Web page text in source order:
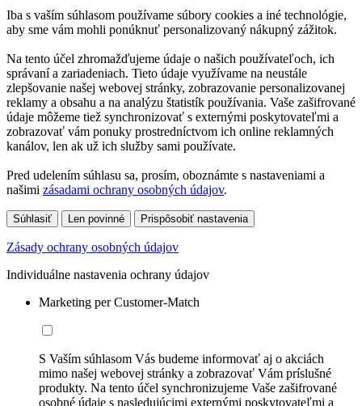
Iba s vaším súhlasom používame súbory cookies a iné technológie,
aby sme vám mohli ponúknuť personalizovaný nákupný zážitok.
Na tento účel zhromažďujeme údaje o našich používateľoch, ich
správaní a zariadeniach. Tieto údaje využívame na neustále
zlepšovanie našej webovej stránky, zobrazovanie personalizovanej
reklamy a obsahu a na analýzu štatistík používania. Vaše zašifrované
údaje môžeme tiež synchronizovať s externými poskytovateľmi a
zobrazovať vám ponuky prostredníctvom ich online reklamných
kanálov, len ak už ich služby sami používate.
Pred udelením súhlasu sa, prosím, oboznámte s nastaveniami a
našimi zásadami ochrany osobných údajov.
Súhlasiť Len povinné Prispôsobiť nastavenia
Zásady ochrany osobných údajov
Individuálne nastavenia ochrany údajov
Marketing per Customer-Match
S Vaším súhlasom Vás budeme informovať aj o akciách
mimo našej webovej stránky a zobrazovať Vám príslušné
produkty. Na tento účel synchronizujeme Vaše zašifrované
osobné údaje s nasledujúcimi externými poskytovateľmi a